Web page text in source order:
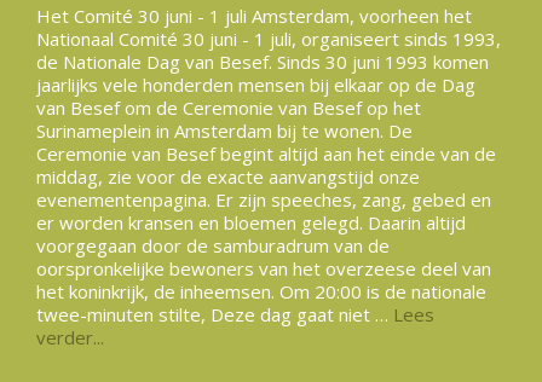
Het Comité 30 juni - 1 juli Amsterdam, voorheen het
Nationaal Comité 30 juni - 1 juli, organiseert sinds 1993,
de Nationale Dag van Besef. Sinds 30 juni 1993 komen
jaarlijks vele honderden mensen bij elkaar op de Dag
van Besef om de Ceremonie van Besef op het
Surinameplein in Amsterdam bij te wonen. De
Ceremonie van Besef begint altijd aan het einde van de
middag, zie voor de exacte aanvangstijd onze
evenementenpagina. Er zijn speeches, zang, gebed en
er worden kransen en bloemen gelegd. Daarin altijd
voorgegaan door de samburadrum van de
oorspronkelijke bewoners van het overzeese deel van
het koninkrijk, de inheemsen. Om 20:00 is de nationale
twee-minuten stilte, Deze dag gaat niet … Lees
verder...